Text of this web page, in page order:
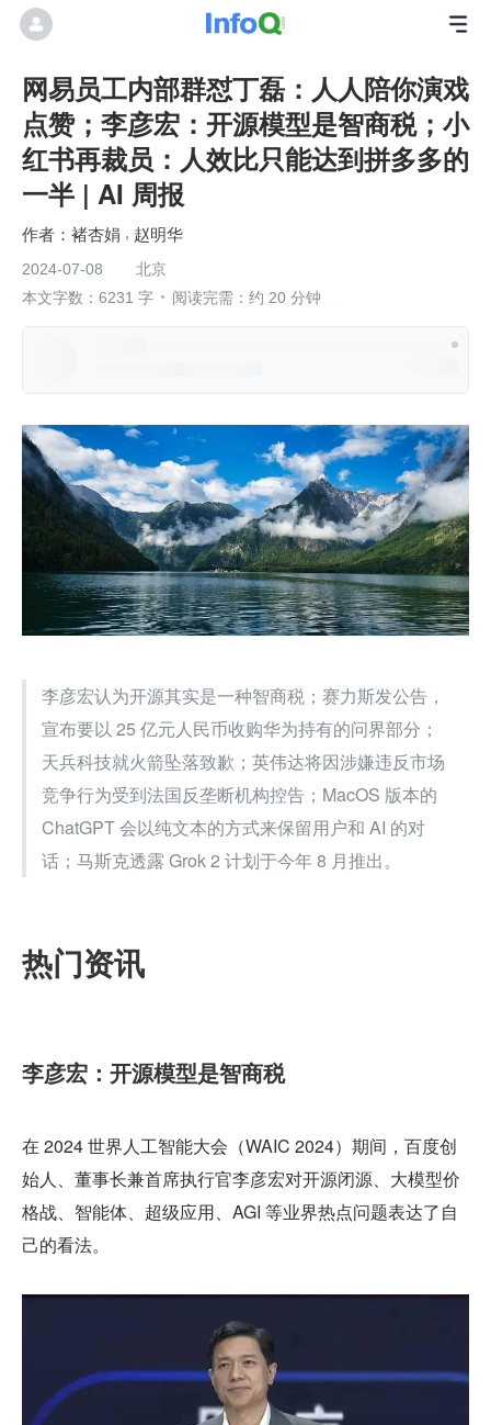
网易员工内部群怼丁磊：人人陪你演戏
点赞；李彦宏：开源模型是智商税；小
红书再裁员：人效比只能达到拼多多的
一半 | AI 周报
褚杏娟 赵明华
2024-07-08
北京
本文字数：6231 字
阅读完需：约 20 分钟
李彦宏认为开源其实是一种智商税；赛力斯发公告，
宣布要以 25 亿元人民币收购华为持有的问界部分；
天兵科技就火箭坠落致歉；英伟达将因涉嫌违反市场
竞争行为受到法国反垄断机构控告；MacOS 版本的
ChatGPT 会以纯文本的方式来保留用户和 AI 的对
话；马斯克透露 Grok 2 计划于今年 8 月推出。
热门资讯
李彦宏：开源模型是智商税
在 2024 世界人工智能大会（WAIC 2024）期间，百度创
始人、董事长兼首席执行官李彦宏对开源闭源、大模型价
格战、智能体、超级应用、AGI 等业界热点问题表达了自
己的看法。